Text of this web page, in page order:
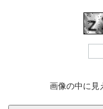
画像の中に見